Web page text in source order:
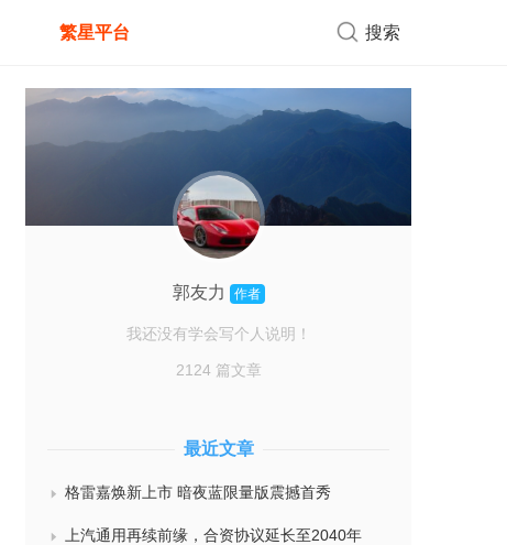
繁星平台 搜索
郭友力 作者
我还没有学会写个人说明！
2124 篇文章
最近文章
格雷嘉焕新上市 暗夜蓝限量版震撼首秀
上汽通用再续前缘，合资协议延长至2040年